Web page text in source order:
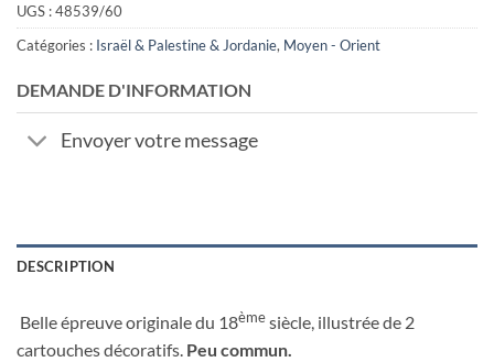
UGS :48539/60
Catégories : Israël & Palestine & Jordanie, Moyen - Orient
DEMANDE D'INFORMATION
Envoyer votre message
DESCRIPTION
Belle épreuve originale du 18èmesiècle, illustrée de 2
cartouches décoratifs. Peu commun.